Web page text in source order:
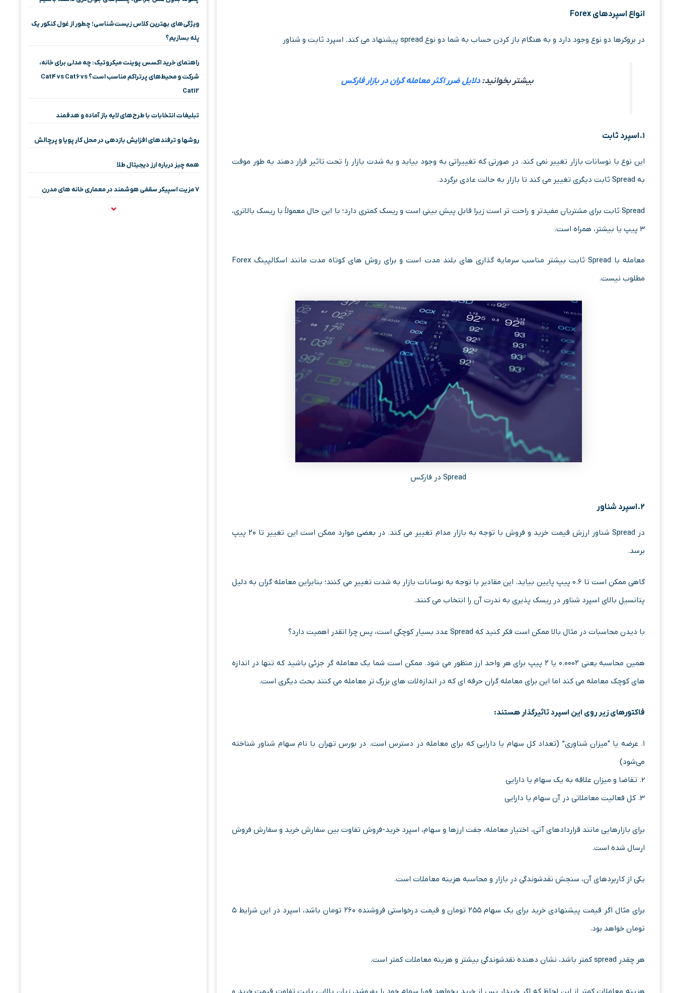
انواع اسپردهای Forex
در بروکرها دو نوع وجود دارد و به هنگام باز کردن حساب به شما دو نوع spread پیشنهاد می کند. اسپرد ثابت و شناور
بیشتر بخوانید:دلایل ضرر اکثر معامله گران در بازار فارکس
۱. اسپرد ثابت
این نوع با نوسانات بازار تغییر نمی کند. در صورتی که تغییراتی به وجود بیاید و به شدت بازار را تحت تاثیر قرار دهند به طور موقت
به Spread ثابت دیگری تغییر می کند تا بازار به حالت عادی برگردد.
Spread ثابت برای مشتریان مفیدتر و راحت تر است زیرا قابل پیش بینی است و ریسک کمتری دارد؛ با این حال معمولاً با ریسک بالاتری،
۳ پیپ یا بیشتر، همراه است.
معامله با Spread ثابت بیشتر مناسب سرمایه گذاری های بلند مدت است و برای روش های کوتاه مدت مانند اسکالپینگ Forex
مطلوب نیست.
Spread در فارکس
۲. اسپرد شناور
در Spread شناور ارزش قیمت خرید و فروش با توجه به بازار مدام تغییر می کند. در بعضی موارد ممکن است این تغییر تا ۲۰ پیپ
برسد.
گاهی ممکن است تا ۰.۶ پیپ پایین بیاید. این مقادیر با توجه به نوسانات بازار به شدت تغییر می کنند؛ بنابراین معامله گران به دلیل
پتانسیل بالای اسپرد شناور در ریسک پذیری به ندرت آن را انتخاب می کنند.
با دیدن محاسبات در مثال بالا ممکن است فکر کنید که Spread عدد بسیار کوچکی است، پس چرا انقدر اهمیت دارد؟
همین محاسبه یعنی ۰.۰۰۰۲ یا ۲ پیپ برای هر واحد ارز منظور می شود. ممکن است شما یک معامله گر جزئی باشید که تنها در اندازه
های کوچک معامله می کند اما این برای معامله گران حرفه ای که در اندازه لات های بزرگ تر معامله می کنند بحث دیگری است.
فاکتورهای زیر روی این اسپرد تاثیرگذار هستند:
۱. عرضه یا “میزان شناوری” (تعداد کل سهام یا دارایی که برای معامله در دسترس است. در بورس تهران با نام سهام شناور شناخته
می‌شود)
2. تقاضا و میزان علاقه به یک سهام یا دارایی
3. کل فعالیت معاملاتی در آن سهام یا دارایی
برای بازارهایی مانند قراردادهای آتی، اختیار معامله، جفت ارزها و سهام، اسپرد خرید-فروش تفاوت بین سفارش خرید و سفارش فروش
ارسال شده است.
یکی از کاربردهای آن، سنجش نقدشوندگی در بازار و محاسبه هزینه معاملات است.
برای مثال اگر قیمت پیشنهادی خرید برای یک سهام ۲۵۵ تومان و قیمت درخواستی فروشنده ۲۶۰ تومان باشد، اسپرد در این شرایط ۵
تومان خواهد بود.
هر چقدر spread کمتر باشد، نشان‌ دهنده نقدشوندگی بیشتر و هزینه معاملات کمتر است.
ویژگی‌های بهترین کلاس زیست‌شناسی؛ چطور از غول کنکور یک
پله بسازیم؟
راهنمای خرید اکسس پوینت میکروتیک: چه مدلی برای خانه،
شرکت و محیط‌های پرتراکم مناسب است؟ Cat4 vs Cat6 vs
Cat12
تبلیغات انتخابات با طرح‌های لایه باز آماده و هدفمند
روشها و ترفندهای افزایش بازدهی در محل کار پویا و پرچالش
همه چیز درباره ارز دیجیتال طلا
۷ مزیت اسپیکر سقفی هوشمند در معماری خانه‌ های مدرن